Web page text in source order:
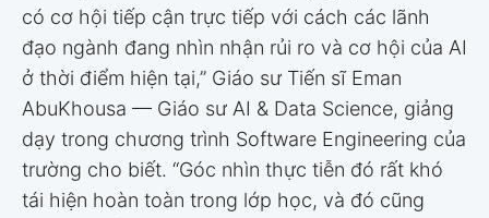
có cơ hội tiếp cận trực tiếp với cách các lãnh
đạo ngành đang nhìn nhận rủi ro và cơ hội của AI
ở thời điểm hiện tại,” Giáo sư Tiến sĩ Eman
AbuKhousa — Giáo sư AI & Data Science, giảng
dạy trong chương trình Software Engineering của
trường cho biết. “Góc nhìn thực tiễn đó rất khó
tái hiện hoàn toàn trong lớp học, và đó cũng